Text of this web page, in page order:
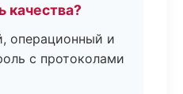
качества?
операционный и
с протоколами